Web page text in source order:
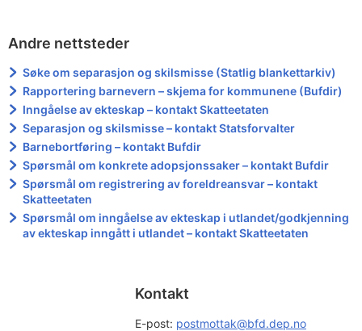
Andre nettsteder
Søke om separasjon og skilsmisse (Statlig blankettarkiv)
Rapportering barnevern – skjema for kommunene (Bufdir)
Inngåelse av ekteskap – kontakt Skatteetaten
Separasjon og skilsmisse – kontakt Statsforvalter
Barnebortføring – kontakt Bufdir
Spørsmål om konkrete adopsjonssaker – kontakt Bufdir
Spørsmål om registrering av foreldreansvar – kontakt
Skatteetaten
Spørsmål om inngåelse av ekteskap i utlandet/godkjenning
av ekteskap inngått i utlandet – kontakt Skatteetaten
Kontakt
E-post: postmottak@bfd.dep.no